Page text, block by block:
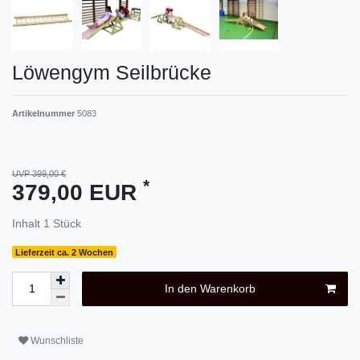
Löwengym Seilbrücke
Artikelnummer 5083
UVP 399,00 €
379,00 EUR *
Inhalt 1 Stück
Lieferzeit ca. 2 Wochen
In den Warenkorb
Wunschliste